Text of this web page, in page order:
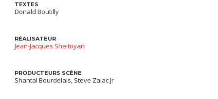
TEXTES
Donald Boutilly
RÉALISATEUR
Jean-Jacques Sheitoyan
PRODUCTEURS SCÈNE
Shantal Bourdelais, Steve Zalac Jr